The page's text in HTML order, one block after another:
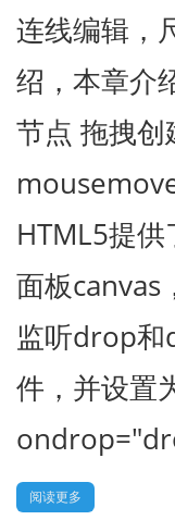
连线编辑，
绍，本章介
节点 拖拽
HTML5提
面板canvas
监听drop
件，并设置
阅读更多